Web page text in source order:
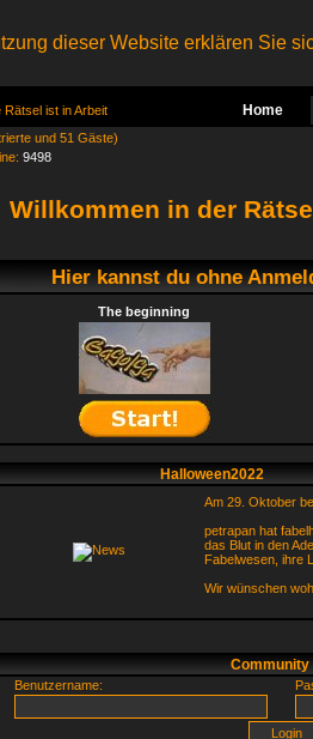
dieser Website erklären Sie
ist in Arbeit Home
und 51 Gäste)
9498
Willkommen in der
Hier kannst du ohne
The beginning
Halloween2022
Am 29. Oktober
petrapan hat
das Blut in den
Fabelwesen, ihre
Wir wünschen
Community
Benutzername: